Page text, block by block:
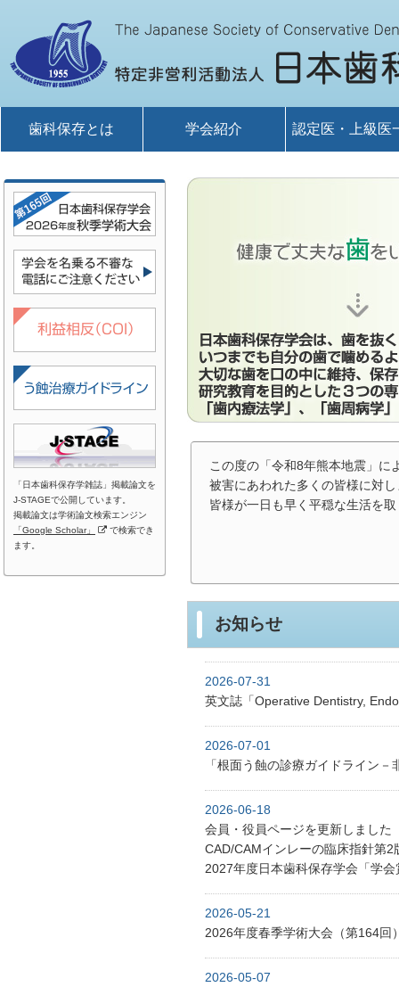
歯科保存とは 学会紹介 認定医・上級医
この度の「令和8年熊本地震」に
被害にあわれた多くの皆様に対
皆様が一日も早く平穏な生活を
お知らせ
2026-07-31
英文誌「Operative Dentistry,
2026-07-01
「根面う蝕の診療ガイドライン
2026-06-18
会員・役員ページを更新しました
CAD/CAMインレーの臨床指針第2
2027年度日本歯科保存学会「学
2026-05-21
2026年度春季学術大会（第164回
2026-05-07
「日本歯科保存学雑誌」掲載論文を
J-STAGEで公開しています。
掲載論文は学術論文検索エンジン
「Google Scholar」
で検索でき
ます。